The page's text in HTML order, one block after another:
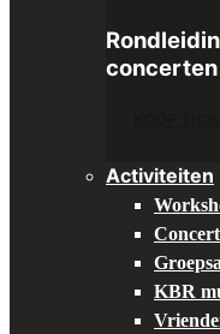
concerten
Activiteiten
KBR